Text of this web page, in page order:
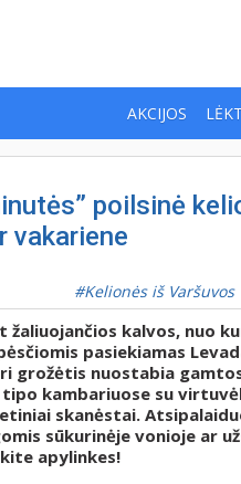
AKCIJOS
poilsinė
vakariene
Kelionės iš Varšuvos
žaliuojančios kalvos, nuo
pasiekiamas
grožėtis nuostabia
kambariuose su
skanėstai.
sūkurinėje vonioje ar
apylinkes!